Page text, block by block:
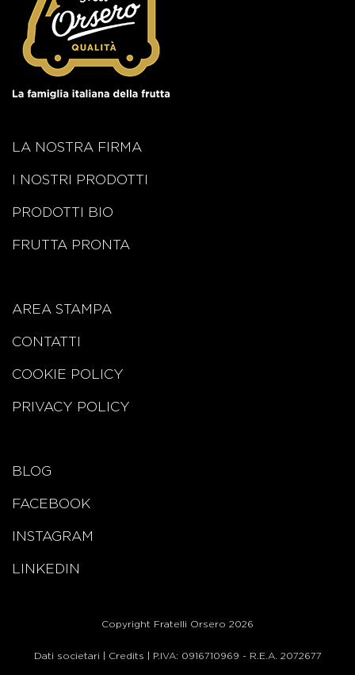
LA NOSTRA FIRMA
I NOSTRI PRODOTTI
PRODOTTI BIO
FRUTTA PRONTA
AREA STAMPA
CONTATTI
COOKIE POLICY
PRIVACY POLICY
BLOG
FACEBOOK
INSTAGRAM
LINKEDIN
Copyright Fratelli Orsero 2026
Dati societari Credits | P.IVA: 0916710969 - R.E.A. 2072677